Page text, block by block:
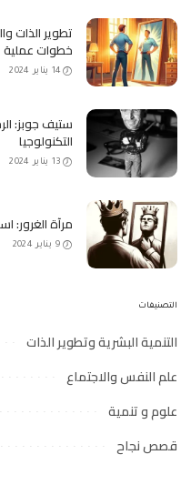
تطوير الذات
خطوات عملية
14 يناير 2024
ستيف جوبز:
التكنولوجيا
13 يناير 2024
مرآة
9 يناير 2024
التصنيفات
التنمية البشرية وتطوير الذات
علم النفس والاجتماع
علوم و تنمية
قصص نجاح